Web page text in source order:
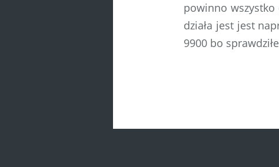
powinno wszystko
działa jest jest
9900 bo